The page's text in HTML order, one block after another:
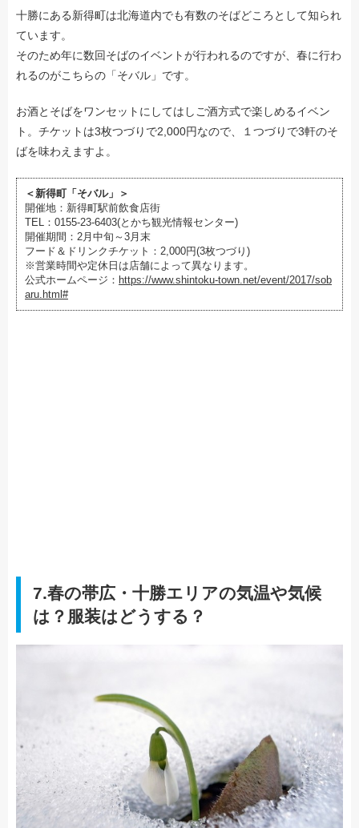
十勝にある新得町は北海道内でも有数のそばどころとして知られ
ています。
そのため年に数回そばのイベントが行われるのですが、春に行わ
れるのがこちらの「そバル」です。
お酒とそばをワンセットにしてはしご酒方式で楽しめるイベン
ト。チケットは3枚つづりで2,000円なので、１つづりで3軒のそ
ばを味わえますよ。
＜新得町「そバル」＞
開催地：新得町駅前飲食店街
TEL：0155-23-6403(とかち観光情報センター)
開催期間：2月中旬～3月末
フード＆ドリンクチケット：2,000円(3枚つづり)
※営業時間や定休日は店舗によって異なります。
公式ホームページ： https://www.shintoku-town.net/event/2017/sob
aru.html#
7.春の帯広・十勝エリアの気温や気候
は？服装はどうする？